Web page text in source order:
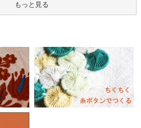
もっと見る